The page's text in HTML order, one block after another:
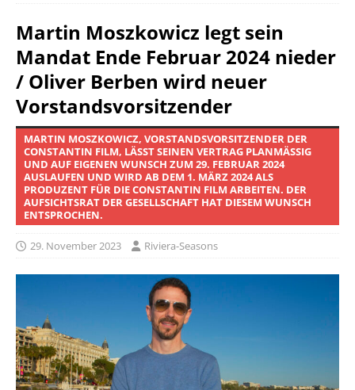
Martin Moszkowicz legt sein
Mandat Ende Februar 2024 nieder
/ Oliver Berben wird neuer
Vorstandsvorsitzender
MARTIN MOSZKOWICZ, VORSTANDSVORSITZENDER DER
CONSTANTIN FILM, LÄSST SEINEN VERTRAG PLANMÄSSIG U
ND AUF EIGENEN WUNSCH ZUM 29. FEBRUAR 2024 A
USLAUFEN UND WIRD AB DEM 1. MÄRZ 2024 ALS P
RODUZENT FÜR DIE CONSTANTIN FILM ARBEITEN. DER A
UFSICHTSRAT DER GESELLSCHAFT HAT DIESEM WUNSCH E
NTSPROCHEN.
29. November 2023 Riviera-Seasons